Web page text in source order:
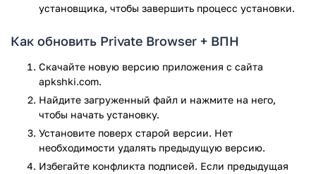
установщика, чтобы завершить процесс установки.
Как обновить Private Browser + ВПН
Скачайте новую версию приложения с сайта
apkshki.com.
Найдите загруженный файл и нажмите на него,
чтобы начать установку.
Установите поверх старой версии. Нет
необходимости удалять предыдущую версию.
Избегайте конфликта подписей. Если предыдущая